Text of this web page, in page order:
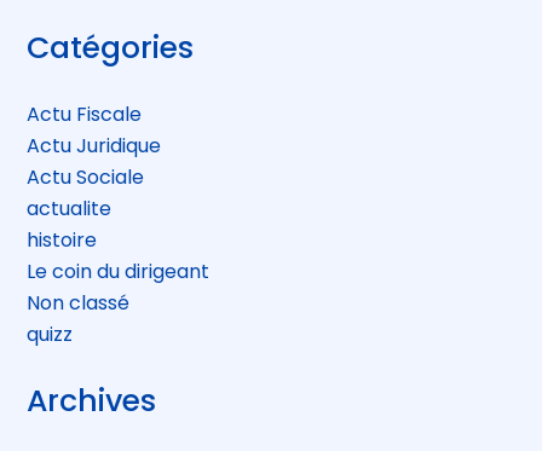
Blog
sidebar
Catégories
Actu Fiscale
Actu Juridique
Actu Sociale
actualite
histoire
Le coin du dirigeant
Non classé
quizz
Archives